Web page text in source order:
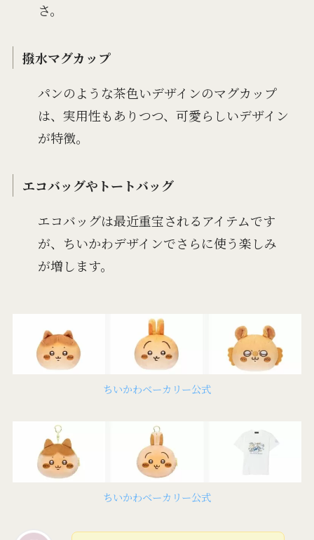
さ。
撥水マグカップ
パンのような茶色いデザインのマグカップ
は、実用性もありつつ、可愛らしいデザイン
が特徴。
エコバッグやトートバッグ
エコバッグは最近重宝されるアイテムです
が、ちいかわデザインでさらに使う楽しみ
が増します。
ちいかわベーカリー公式
ちいかわベーカリー公式